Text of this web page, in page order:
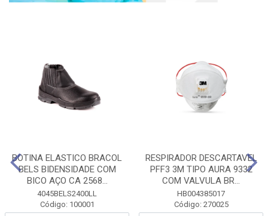
BOTINA ELASTICO BRACOL
BELS BIDENSIDADE COM
BICO AÇO CA 2568...
4045BELS2400LL
Código: 100001
RESPIRADOR DESCARTAVEL
PFF3 3M TIPO AURA 9332
COM VALVULA BR...
HB004385017
Código: 270025